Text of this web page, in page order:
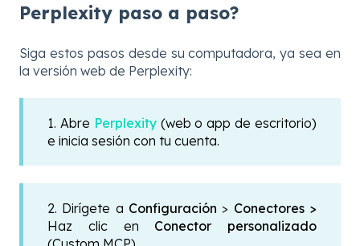
Perplexity paso a paso?
Siga estos pasos desde su computadora, ya sea en
la versión web de Perplexity:
1. Abre Perplexity(web o app de escritorio)
e inicia sesión con tu cuenta.
2. Dirígete a Configuración > Conectores >
Haz clic en Conector personalizado